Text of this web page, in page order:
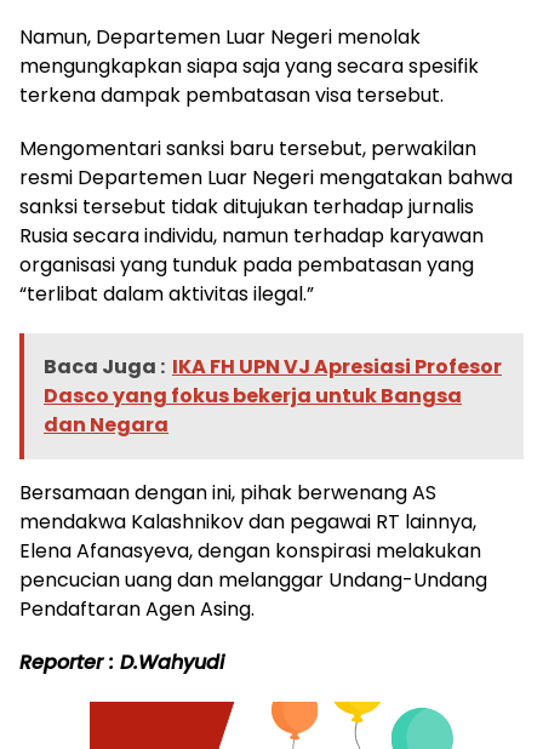
Namun, Departemen Luar Negeri menolak
mengungkapkan siapa saja yang secara spesifik
terkena dampak pembatasan visa tersebut.
Mengomentari sanksi baru tersebut, perwakilan
resmi Departemen Luar Negeri mengatakan bahwa
sanksi tersebut tidak ditujukan terhadap jurnalis
Rusia secara individu, namun terhadap karyawan
organisasi yang tunduk pada pembatasan yang
“terlibat dalam aktivitas ilegal.”
Baca Juga : IKA FH UPN VJ Apresiasi Profesor
Dasco yang fokus bekerja untuk Bangsa
dan Negara
Bersamaan dengan ini, pihak berwenang AS
mendakwa Kalashnikov dan pegawai RT lainnya,
Elena Afanasyeva, dengan konspirasi melakukan
pencucian uang dan melanggar Undang-Undang
Pendaftaran Agen Asing.
Reporter : D.Wahyudi